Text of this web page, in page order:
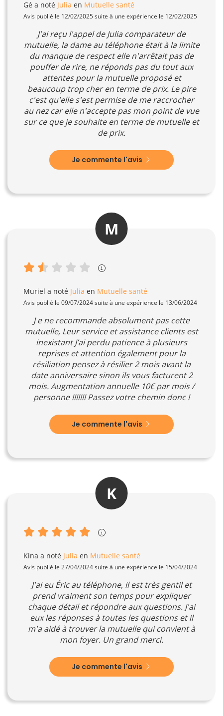
Gé a noté Julia en Mutuelle santé
Avis publié le 12/02/2025 suite à une expérience le 12/02/2025
J'ai reçu l'appel de Julia comparateur de
mutuelle, la dame au téléphone était à la limite
du manque de respect elle n'arrêtait pas de
pouffer de rire, ne réponds pas du tout aux
attentes pour la mutuelle proposé et
beaucoup trop cher en terme de prix. Le pire
c'est qu'elle s'est permise de me raccrocher
au nez car elle n'accepte pas mon point de vue
sur ce que je souhaite en terme de mutuelle et
de prix.
Je commente l'avis
M
Muriel a noté Julia en Mutuelle santé
Avis publié le 09/07/2024 suite à une expérience le 13/06/2024
J e ne recommande absolument pas cette
mutuelle, Leur service et assistance clients est
inexistant J’ai perdu patience à plusieurs
reprises et attention également pour la
résiliation pensez à résilier 2 mois avant la
date anniversaire sinon ils vous facturent 2
mois. Augmentation annuelle 10€ par mois /
personne !!!!!!! Passez votre chemin donc !
Je commente l'avis
K
Kina a noté Julia en Mutuelle santé
Avis publié le 27/04/2024 suite à une expérience le 15/04/2024
J'ai eu Éric au téléphone, il est très gentil et
prend vraiment son temps pour expliquer
chaque détail et répondre aux questions. J'ai
eux les réponses à toutes les questions et il
m'a aidé à trouver la mutuelle qui convient à
mon foyer. Un grand merci.
Je commente l'avis